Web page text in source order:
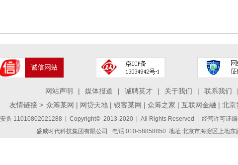
网站声明 | 媒体报道 | 诚聘英才 | 关于我们 | 联系我们 |
友情链接 > 众筹某网 | 网贷天地 | 银客某网 | 众筹之家 | 互联网金融 | 北京
备 11010802021288 | Copyright© 2013-2020 | All Rights Reserved | 经营许可证编
盛威时代科技集团有限公司 电话:010-58858850 地址:北京市海淀区上地东